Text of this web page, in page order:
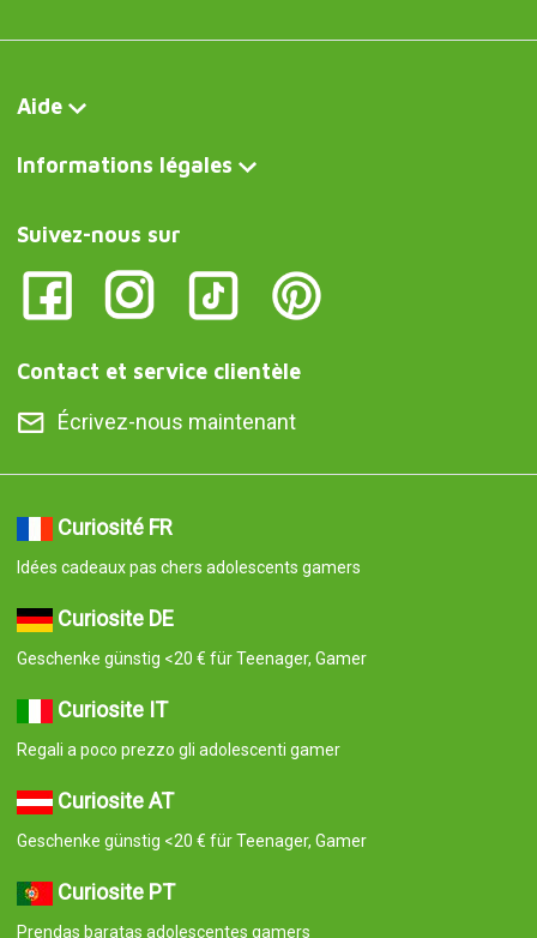
Aide
Informations légales
Suivez-nous sur
Contact et service clientèle
Écrivez-nous maintenant
Curiosité FR
Idées cadeaux pas chers adolescents gamers
Curiosite DE
Geschenke günstig <20 € für Teenager, Gamer
Curiosite IT
Regali a poco prezzo gli adolescenti gamer
Curiosite AT
Geschenke günstig <20 € für Teenager, Gamer
Curiosite PT
Prendas baratas adolescentes gamers